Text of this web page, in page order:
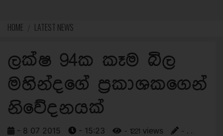
HOME LATEST NEWS
ලක්ෂ 94ක කෑම බිල
මහින්දගේ ප්‍රකාශකගෙන්
නිවේදනයක්
- 8 07 2015 - 15:23 - 1221 views - . .